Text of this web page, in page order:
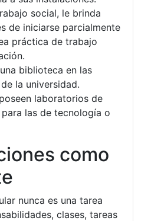
social, le brinda
de iniciarse parcialmente
práctica de trabajo
biblioteca en las
la universidad.
laboratorios de
las de tecnología o
como
nunca es una tarea
clases, tareas